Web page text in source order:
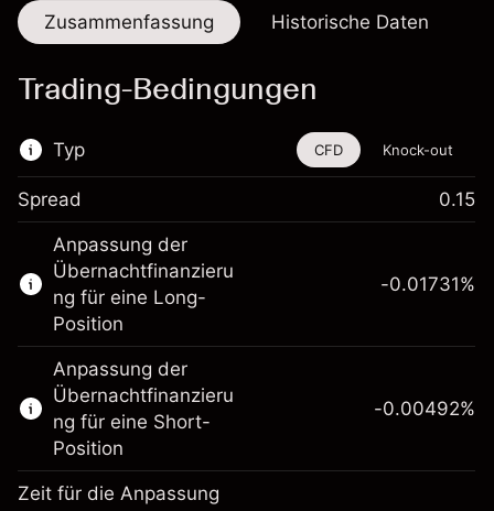
Zusammenfassung Historische Daten
Trading-Bedingungen
Typ
Dieses Finanzinstrument steht für das Traden
über CFDs und Knock-outs zur Verfügung.
Erfahren Sie mehr über:
CFDs
Knock-outs
CFD Knock-out
Spread 0.15
Anpassung der
Übernachtfinanzieru
ng für eine Long-
Position
-0.01731%
Anpassung der
Übernachtfinanzieru
ng für eine Short-
Position
-0.00492%
Zeit für die Anpassung